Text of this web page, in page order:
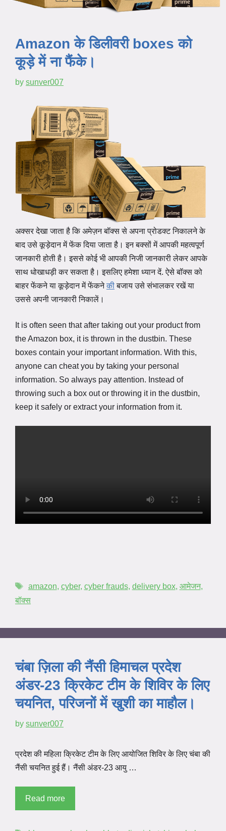
Amazon के डिलीवरी boxes को
कूड़े में ना फैंके।
by sunver007
अक्सर देखा जाता है कि अमेज़न बॉक्स से अपना प्रोडक्ट निकालने के
बाद उसे कूड़ेदान में फेंक दिया जाता है। इन बक्सों में आपकी महत्वपूर्ण
जानकारी होती है। इससे कोई भी आपकी निजी जानकारी लेकर आपके
साथ धोखाधड़ी कर सकता है। इसलिए हमेशा ध्यान दें. ऐसे बॉक्स को
बाहर फेंकने या कूड़ेदान में फेंकनेकीबजाय उसे संभालकर रखें या
उससे अपनी जानकारी निकालें।
It is often seen that after taking out your product from
the Amazon box, it is thrown in the dustbin. These
boxes contain your important information. With this,
anyone can cheat you by taking your personal
information. So always pay attention. Instead of
throwing such a box out or throwing it in the dustbin,
keep it safely or extract your information from it.
amazon, cyber, cyber frauds, delivery box, आमेजन,
बॉक्स
चंबा ज़िला की नैंसी हिमाचल प्रदेश
अंडर-23 क्रिकेट टीम के शिविर के लिए
चयनित, परिजनों में खुशी का माहौल।
by sunver007
प्रदेश की महिला क्रिकेट टीम के लिए आयोजित शिविर के लिए चंबा की
नैंसी चयनित हुई हैं। नैंसी अंडर-23 आयु …
Read more